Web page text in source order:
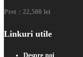
Pret : 22,500 lei
Linkuri utile
Despre noi